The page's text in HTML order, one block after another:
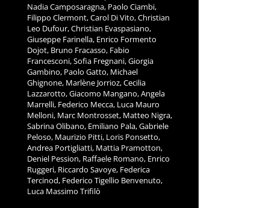
Nadia Camposaragna, Paolo Ciambi,
Filippo Clermont, Carol Di Vito, Christian
Leo Dufour, Christian Evaspasiano,
Giuseppe Farinella, Enrico Formento
Dojot, Bruno Fracasso, Fabio
Francesconi, Sofia Fregnani, Giorgia
Gambino, Paolo Gatto, Michael
Ghignone, Marlène Jorrioz, Cecilia
Lazzarotto, Giacomo Mangano, Angela
Marrelli, Federico Mecca, Luca Mauro
Melloni, Marc Montrosset, Matteo Nigra,
Sabrina Olibano, Emiliano Pala, Gabriele
Peloso, Maurizio Pitti, Loris Ponsetto,
Andrea Portigliatti, Mattia Pramotton,
Deniel Pession, Raffaele Romano, Enrico
Ruggeri, Riccardo Savoye, Federica
Tercinod, Federico Tigellio Benvenuto,
Luca Massimo Trifilò